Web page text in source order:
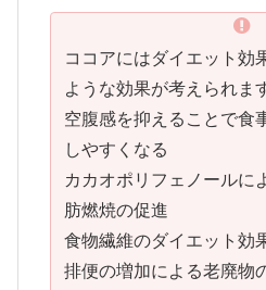
ココアにはダイエット効
ような効果が考えられま
空腹感を抑えることで食
しやすくなる
カカオポリフェノールに
肪燃焼の促進
食物繊維のダイエット効
排便の増加による老廃物